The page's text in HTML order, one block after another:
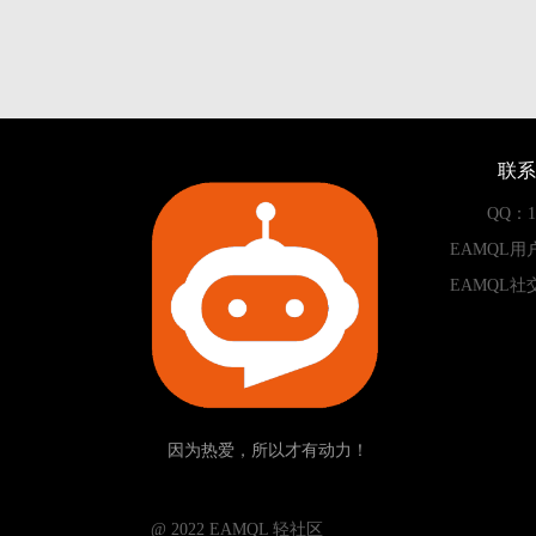
因为热爱，所以才有动力！
联
QQ：
EAMQL用
EAMQL社
­­­­­ @ 2022 EAMQL 轻社区